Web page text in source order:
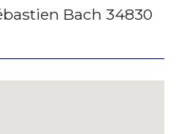
conditionsBach 34830